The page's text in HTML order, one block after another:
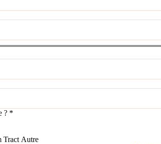
? *
Tract Autre